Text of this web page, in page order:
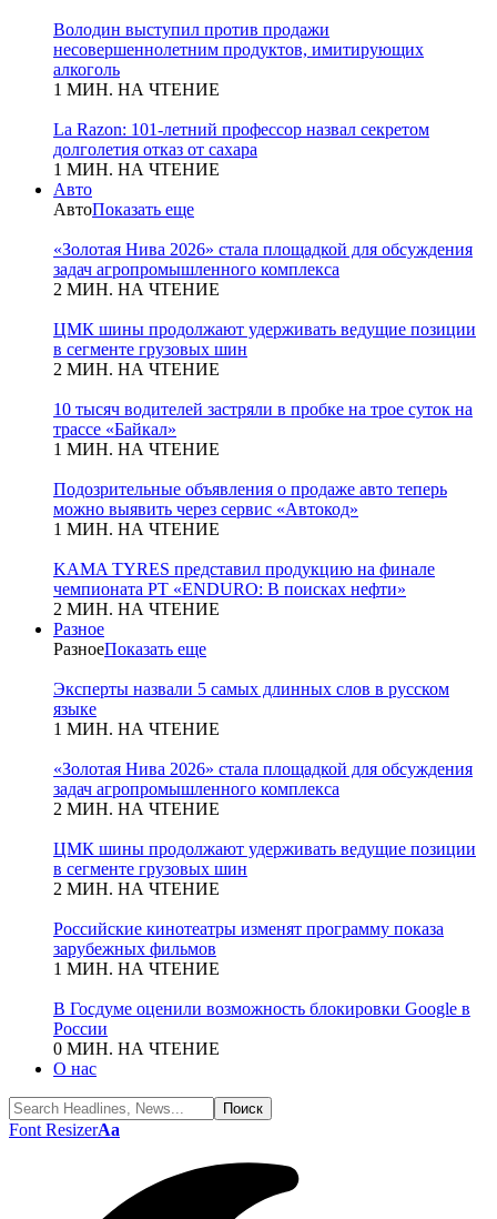
Володин выступил против продажи
несовершеннолетним продуктов, имитирующих
алкоголь
1 МИН. НА ЧТЕНИЕ
La Razon: 101-летний профессор назвал секретом
долголетия отказ от сахара
1 МИН. НА ЧТЕНИЕ
Авто
АвтоПоказать еще
«Золотая Нива 2026» стала площадкой для обсуждения
задач агропромышленного комплекса
2 МИН. НА ЧТЕНИЕ
ЦМК шины продолжают удерживать ведущие позиции
в сегменте грузовых шин
2 МИН. НА ЧТЕНИЕ
10 тысяч водителей застряли в пробке на трое суток на
трассе «Байкал»
1 МИН. НА ЧТЕНИЕ
Подозрительные объявления о продаже авто теперь
можно выявить через сервис «Автокод»
1 МИН. НА ЧТЕНИЕ
KAMA TYRES представил продукцию на финале
чемпионата РТ «ENDURO: В поисках нефти»
2 МИН. НА ЧТЕНИЕ
Разное
РазноеПоказать еще
Эксперты назвали 5 самых длинных слов в русском
языке
1 МИН. НА ЧТЕНИЕ
«Золотая Нива 2026» стала площадкой для обсуждения
задач агропромышленного комплекса
2 МИН. НА ЧТЕНИЕ
ЦМК шины продолжают удерживать ведущие позиции
в сегменте грузовых шин
2 МИН. НА ЧТЕНИЕ
Российские кинотеатры изменят программу показа
зарубежных фильмов
1 МИН. НА ЧТЕНИЕ
В Госдуме оценили возможность блокировки Google в
России
0 МИН. НА ЧТЕНИЕ
О нас
Font ResizerAa